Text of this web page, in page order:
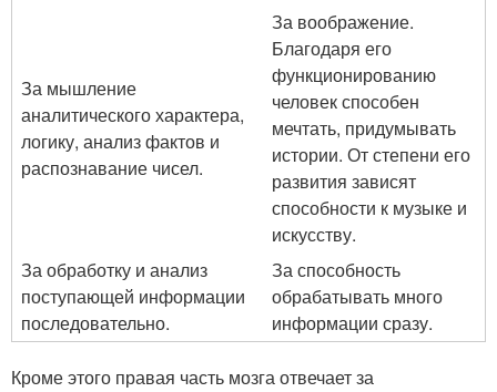
За мышление
аналитического характера,
логику, анализ фактов и
распознавание чисел.
За воображение.
Благодаря его
функционированию
человек способен
мечтать, придумывать
истории. От степени его
развития зависят
способности к музыке и
искусству.
За обработку и анализ
поступающей информации
последовательно.
За способность
обрабатывать много
информации сразу.
Кроме этого правая часть мозга отвечает за